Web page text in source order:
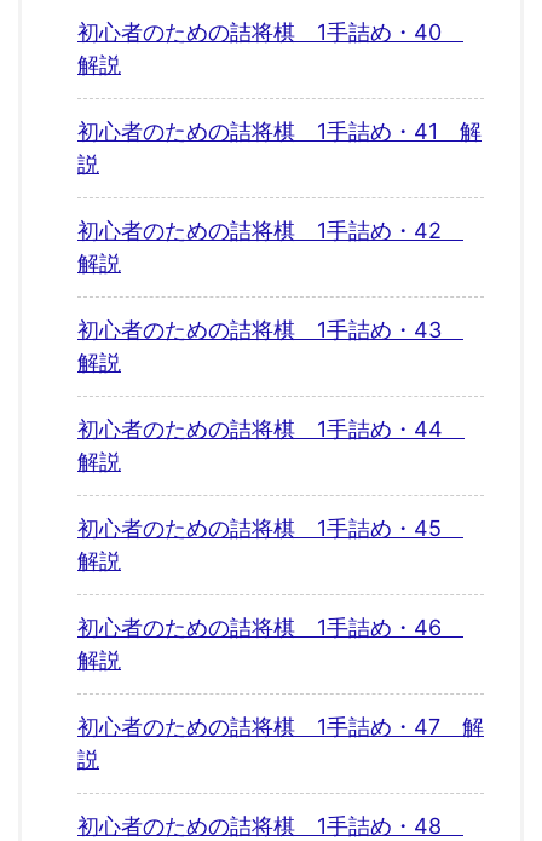
初心者のための詰将棋 1手詰め・40
解説
初心者のための詰将棋 1手詰め・41 解
説
初心者のための詰将棋 1手詰め・42
解説
初心者のための詰将棋 1手詰め・43
解説
初心者のための詰将棋 1手詰め・44
解説
初心者のための詰将棋 1手詰め・45
解説
初心者のための詰将棋 1手詰め・46
解説
初心者のための詰将棋 1手詰め・47 解
説
初心者のための詰将棋 1手詰め・48